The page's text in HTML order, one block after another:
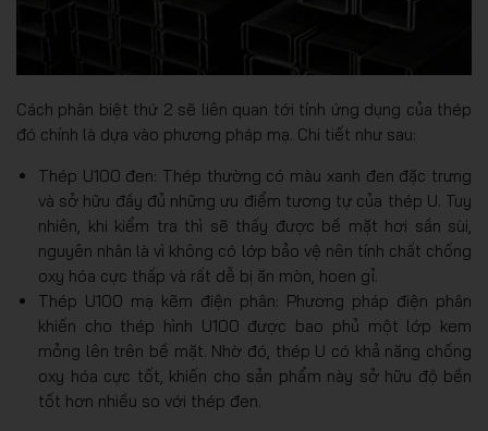
Cách phân biệt thứ 2 sẽ liên quan tới tính ứng dụng của thép
đó chính là dựa vào phương pháp mạ. Chi tiết như sau:
Thép U100 đen: Thép thường có màu xanh đen đặc trưng
và sở hữu đầy đủ những ưu điểm tương tự của thép U. Tuy
nhiên, khi kiểm tra thì sẽ thấy được bề mặt hơi sần sùi,
nguyên nhân là vì không có lớp bảo vệ nên tính chất chống
oxy hóa cực thấp và rất dễ bị ăn mòn, hoen gỉ.
Thép U100 mạ kẽm điện phân: Phương pháp điện phân
khiến cho thép hình U100 được bao phủ một lớp kem
mỏng lên trên bề mặt. Nhờ đó, thép U có khả năng chống
oxy hóa cực tốt, khiến cho sản phẩm này sở hữu độ bền
tốt hơn nhiều so với thép đen.